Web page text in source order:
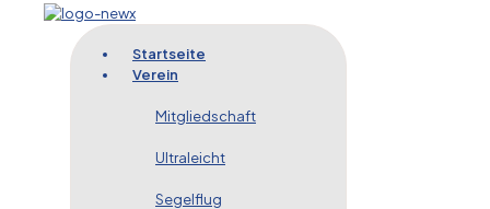
Startseite
Verein
Mitgliedschaft
Ultraleicht
Segelflug